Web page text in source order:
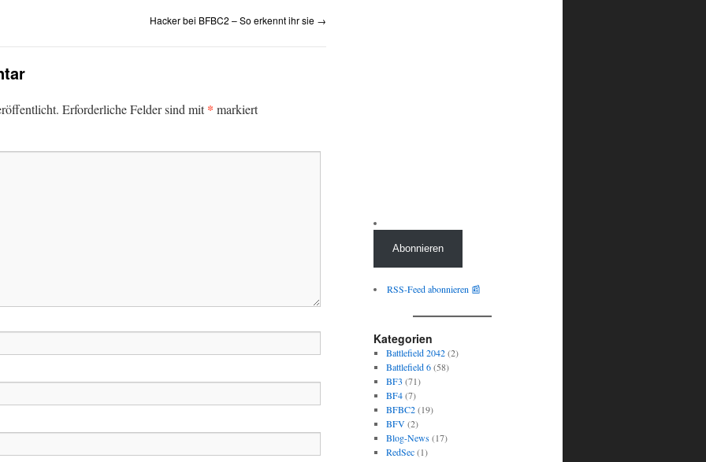
Hacker bei BFBC2 – So erkennt ihr sie →
Erforderliche Felder sind mit* markiert
Abonnieren
RSS-Feed abonnieren 📰
Kategorien
Battlefield 2042(2)
Battlefield 6(58)
BF3 (71)
BF4(7)
BFBC2(19)
BFV(2)
Blog-News(17)
RedSec(1)